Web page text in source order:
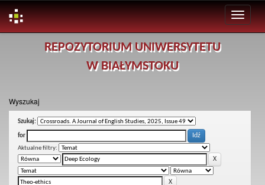
REPOZYTORIUM UNIWERSYTETU
W BIAŁYMSTOKU
Wyszukaj
Szukaj:
for
Aktualne filtry: